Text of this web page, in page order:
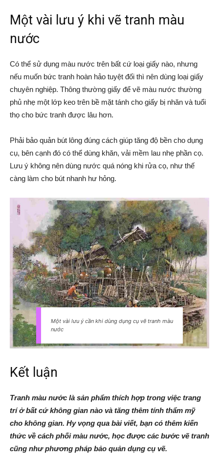
Một vài lưu ý khi vẽ tranh màu
nước
Có thể sử dụng màu nước trên bất cứ loại giấy nào, nhưng
nếu muốn bức tranh hoàn hảo tuyệt đối thì nên dùng loại giấy
chuyên nghiệp. Thông thường giấy để vẽ màu nước thường
phủ nhẹ một lớp keo trên bề mặt tánh cho giấy bị nhăn và tuổi
thọ cho bức tranh được lâu hơn.
Phải bảo quản bút lông đúng cách giúp tăng độ bền cho dụng
cụ, bên cạnh đó có thể dùng khăn, vải mềm lau nhẹ phần cọ.
Lưu ý không nên dùng nước quá nóng khi rửa cọ, như thế
càng làm cho bút nhanh hư hỏng.
Một vài lưu ý cần khi dùng dụng cụ vẽ tranh màu
nước
Kết luận
Tranh màu nước là sản phẩm thích hợp trong việc trang
trí ở bất cứ không gian nào và tăng thêm tính thẩm mỹ
cho không gian. Hy vọng qua bài viết, bạn có thêm kiến
thức về cách phối màu nước, học được các bước vẽ tranh
cũng như phương pháp bảo quản dụng cụ vẽ.